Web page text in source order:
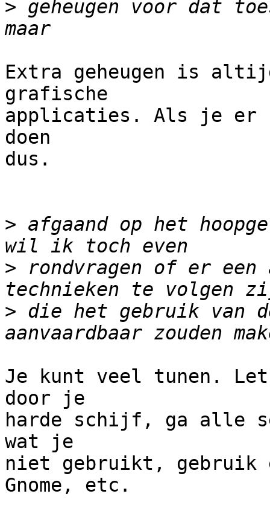
> geheugen voor dat
Extra geheugen is
grafische
applicaties. Als je er
doen
dus.
> afgaand op het
> rondvragen of er
> die het gebruik van
Je kunt veel tunen. Let
door je
harde schijf, ga alle
wat je
niet gebruikt, gebruik
Gnome, etc.